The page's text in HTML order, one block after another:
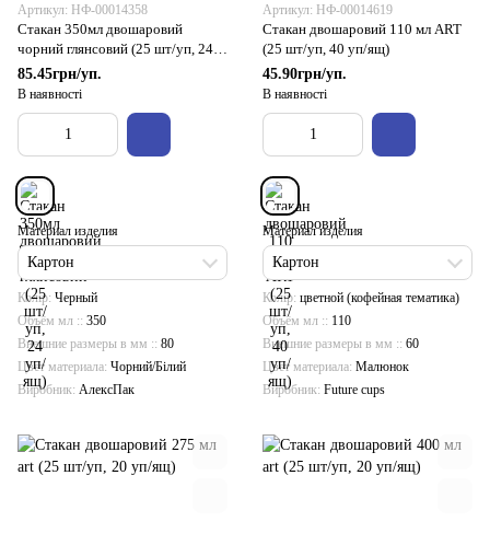
Артикул: НФ-00014358
Стакан 350мл двошаровий
чорний глянсовий (25 шт/уп, 24
уп/ящ)
85.45грн/уп.
В наявності
Материал изделия
Картон
Колір Черный
Объём мл : 350
Внешние размеры в мм : 80
Цвет материала Чорний/Білий
Виробник АлексПак
Артикул: НФ-00014619
Стакан двошаровий 110 мл ART
(25 шт/уп, 40 уп/ящ)
45.90грн/уп.
В наявності
Материал изделия
Картон
Колір цветной (кофейная тематика)
Объём мл : 110
Внешние размеры в мм : 60
Цвет материала Малюнок
Виробник Future cups